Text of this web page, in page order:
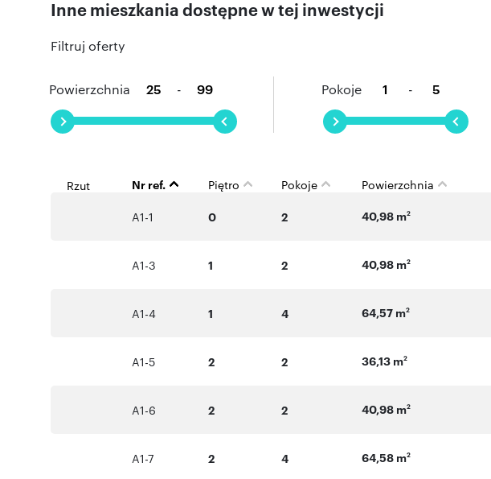
Położenie na malowniczym wzniesieniu w północno-wschodniej części
natury. Wzgórza Krzesławickie oferują mieszkańcom ciszę, rozległe tereny
znajduje się w ostatniej linii zabudowy, co zapewnia prywatność i spokój, a
Numer oferty: C-23
Inne mieszkania dostępne w tej inwestycji
Filtruj oferty
Powierzchnia - Pokoje -
Rzut Nr ref. Piętro Pokoje Powierzchnia
A1-1
0 2 40,98 m2
A1-3 1 2 40,98 m2
A1-4 1 4 64,57 m2
A1-5 2 2 36,13 m2
A1-6 2 2 40,98 m2
A1-7 2 4 64,58 m2